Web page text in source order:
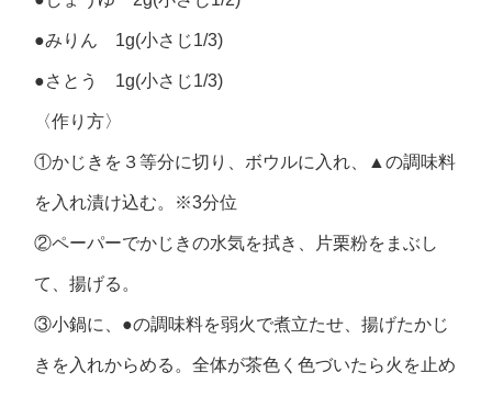
●みりん 1g(小さじ1/3)
●さとう 1g(小さじ1/3)
〈作り方〉
①かじきを３等分に切り、ボウルに入れ、▲の調味料
を入れ漬け込む。※3分位
②ペーパーでかじきの水気を拭き、片栗粉をまぶし
て、揚げる。
③小鍋に、●の調味料を弱火で煮立たせ、揚げたかじ
きを入れからめる。全体が茶色く色づいたら火を止め